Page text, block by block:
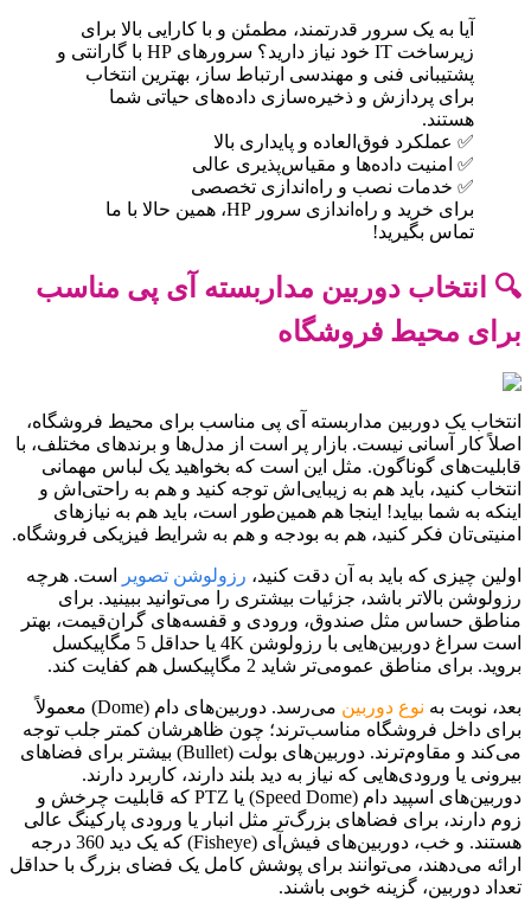
آیا به یک سرور قدرتمند، مطمئن و با کارایی بالا برای
زیرساخت IT خود نیاز دارید؟ سرورهای HP با گارانتی و
پشتیبانی فنی و مهندسی ارتباط ساز، بهترین انتخاب
برای پردازش و ذخیره‌سازی داده‌های حیاتی شما
هستند.
✅ عملکرد فوق‌العاده و پایداری بالا
✅ امنیت داده‌ها و مقیاس‌پذیری عالی
✅ خدمات نصب و راه‌اندازی تخصصی
برای خرید و راه‌اندازی سرور HP، همین حالا با ما
تماس بگیرید!
🔍 انتخاب دوربین مداربسته آی پی مناسب
برای محیط فروشگاه
انتخاب یک دوربین مداربسته آی پی مناسب برای محیط فروشگاه،
اصلاً کار آسانی نیست. بازار پر است از مدل‌ها و برندهای مختلف، با
قابلیت‌های گوناگون. مثل این است که بخواهید یک لباس مهمانی
انتخاب کنید، باید هم به زیبایی‌اش توجه کنید و هم به راحتی‌اش و
اینکه به شما بیاید! اینجا هم همین‌طور است، باید هم به نیازهای
امنیتی‌تان فکر کنید، هم به بودجه و هم به شرایط فیزیکی فروشگاه.
اولین چیزی که باید به آن دقت کنید، رزولوشن تصویر
است. هرچه
رزولوشن بالاتر باشد، جزئیات بیشتری را می‌توانید ببینید. برای
مناطق حساس مثل صندوق، ورودی و قفسه‌های گران‌قیمت، بهتر
است سراغ دوربین‌هایی با رزولوشن 4K یا حداقل 5 مگاپیکسل
بروید. برای مناطق عمومی‌تر شاید 2 مگاپیکسل هم کفایت کند.
بعد، نوبت به نوع دوربین
می‌رسد. دوربین‌های دام (Dome) معمولاً
برای داخل فروشگاه مناسب‌ترند؛ چون ظاهرشان کمتر جلب توجه
می‌کند و مقاوم‌ترند. دوربین‌های بولت (Bullet) بیشتر برای فضاهای
بیرونی یا ورودی‌هایی که نیاز به دید بلند دارند، کاربرد دارند.
دوربین‌های اسپید دام (Speed Dome) یا PTZ که قابلیت چرخش و
زوم دارند، برای فضاهای بزرگ‌تر مثل انبار یا ورودی پارکینگ عالی
هستند. و خب، دوربین‌های فیش‌آی (Fisheye) که یک دید 360 درجه
ارائه می‌دهند، می‌توانند برای پوشش کامل یک فضای بزرگ با حداقل
تعداد دوربین، گزینه خوبی باشند.